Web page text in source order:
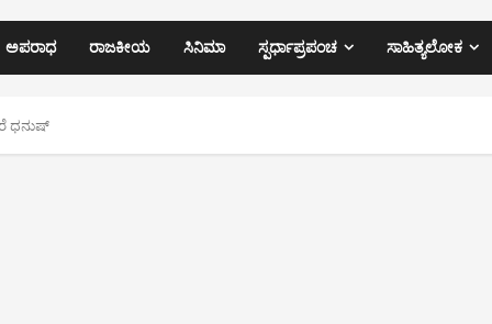
ಅಪರಾಧ ರಾಜಕೀಯ ಸಿನಿಮಾ ಸ್ಪರ್ಧಾಪ್ರಪಂಚ ಸಾಹಿತ್ಯಲೋಕ
ಧನುಷ್